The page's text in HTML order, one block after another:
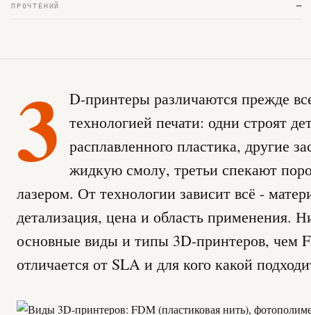
ПРОЧТЕНИЙ —
3
D-принтеры различаются прежде
технологией печати: одни строят
расплавленного пластика, другие
жидкую смолу, третьи спекают
лазером. От технологии зависит всё -
детализация, цена и область применения.
основные виды и типы 3D-принтеров, чем
отличается от SLA и для кого какой